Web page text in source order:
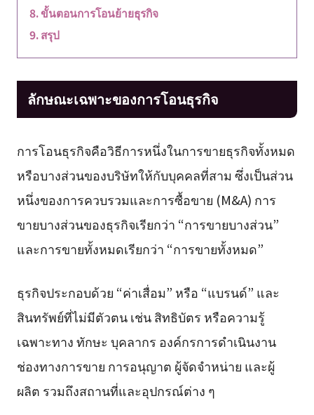
ขั้นตอนการโอนย้ายธุรกิจ
สรุป
ลักษณะเฉพาะของการโอนธุรกิจ
การโอนธุรกิจคือวิธีการหนึ่งในการขายธุรกิจทั้งหมด
หรือบางส่วนของบริษัทให้กับบุคคลที่สาม ซึ่งเป็นส่วน
หนึ่งของการควบรวมและการซื้อขาย (M&A) การ
ขายบางส่วนของธุรกิจเรียกว่า “การขายบางส่วน”
และการขายทั้งหมดเรียกว่า “การขายทั้งหมด”
ธุรกิจประกอบด้วย “ค่าเสื่อม” หรือ “แบรนด์” และ
สินทรัพย์ที่ไม่มีตัวตน เช่น สิทธิบัตร หรือความรู้
เฉพาะทาง ทักษะ บุคลากร องค์กรการดำเนินงาน
ช่องทางการขาย การอนุญาต ผู้จัดจำหน่าย และผู้
ผลิต รวมถึงสถานที่และอุปกรณ์ต่าง ๆ